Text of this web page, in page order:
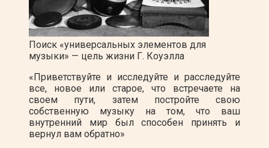
Поиск «универсальных элементов для
музыки» — цель жизни Г. Коуэлла
«Приветствуйте и исследуйте и расследуйте
все, новое или старое, что встречаете на
своем пути, затем постройте свою
собственную музыку на том, что ваш
внутренний мир был способен принять и
вернул вам обратно»